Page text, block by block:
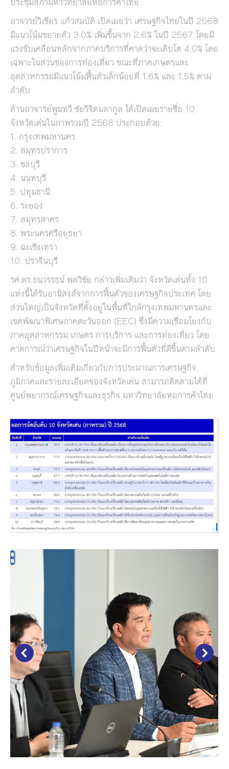
อาจารย์วิเชียร แก้วสมบัติ เปิดเผยว่า เศรษฐกิจไทยในปี 2568
มีแนวโน้มขยายตัว 3.0% เพิ่มขึ้นจาก 2.6% ในปี 2567 โดยมี
แรงขับเคลื่อนหลักจากภาคบริการที่คาดว่าจะเติบโต 4.0% โดย
เฉพาะในส่วนของการท่องเที่ยว ขณะที่ภาคเกษตรและ
อุตสาหกรรมมีแนวโน้มฟื้นตัวเล็กน้อยที่ 1.6% และ 1.5% ตาม
ลำดับ
ด้านอาจารย์พูนทวี ชัยวิจิตมลากูล ได้เปิดเผยรายชื่อ 10
จังหวัดเด่นในภาพรวมปี 2568 ประกอบด้วย:
1. กรุงเทพมหานคร
2. สมุทรปราการ
3. ชลบุรี
4. นนทบุรี
5. ปทุมธานี
6. ระยอง
7. สมุทรสาคร
8. พระนครศรีอยุธยา
9. ฉะเชิงเทรา
10. ปราจีนบุรี
รศ.ดร.ธนวรรธน์ พลวิชัย กล่าวเพิ่มเติมว่า จังหวัดเด่นทั้ง 10
แห่งนี้ได้รับอานิสงส์จากการฟื้นตัวของเศรษฐกิจประเทศ โดย
ส่วนใหญ่เป็นจังหวัดที่ตั้งอยู่ในพื้นที่ใกล้กรุงเทพมหานครและ
เขตพัฒนาพิเศษภาคตะวันออก (EEC) ซึ่งมีความเชื่อมโยงกับ
ภาคอุตสาหกรรม เกษตร การบริการ และการท่องเที่ยว โดย
คาดการณ์ว่าเศรษฐกิจในปีหน้าจะมีการฟื้นตัวที่ดีขึ้นตามลำดับ
สำหรับข้อมูลเพิ่มเติมเกี่ยวกับการประมาณการเศรษฐกิจ
ภูมิภาคและรายละเอียดของจังหวัดเด่น สามารถติดตามได้ที่
ศูนย์พยากรณ์เศรษฐกิจและธุรกิจ มหาวิทยาลัยหอการค้าไทย